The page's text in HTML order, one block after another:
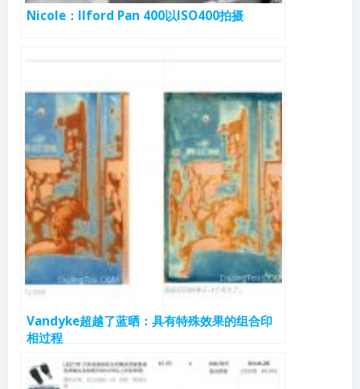
Nicole：Ilford Pan 400以ISO400拍摄
Vandyke超越了蓝晒：具有特殊效果的组合印
相过程